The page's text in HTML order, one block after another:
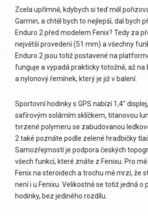
Zcela upřímně, kdybych si teď měl
Garmin, a chtěl bych to nejlepší, dal bych
Enduro 2 před modelem Fenix? Tedy za
největší provedení (51 mm) a všechny
Enduro 2 jsou totiž postavené na
funguje a vypadá prakticky totožně, až na
a nylonový řemínek, který je již v balení.
Sportovní hodinky s GPS nabízí 1,4″
safírovým solárním sklíčkem, titanovou
tvrzené polymeru se zabudovanou
2 také poznáte podle zelené hradbičky
Samozřejmostí je podpora českých
všech funkcí, které znáte z Fenixu. Pro
Fenix na steroidech a trochu mě mrzí, že
není i u Fenixu. Velikostně se totiž jedná o
hodinky, bez jediného rozdílu.